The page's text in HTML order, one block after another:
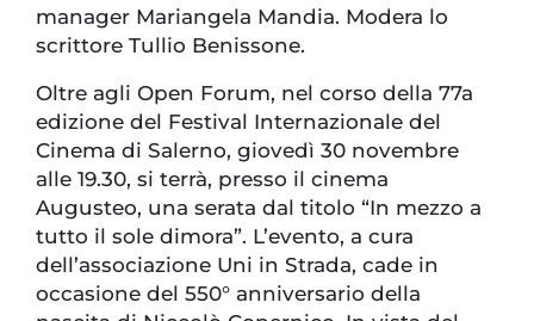
manager Mariangela Mandia. Modera lo
scrittore Tullio Benissone.
Oltre agli Open Forum, nel corso della 77a
edizione del Festival Internazionale del
Cinema di Salerno, giovedì 30 novembre
alle 19.30, si terrà, presso il cinema
Augusteo, una serata dal titolo “In mezzo a
tutto il sole dimora”. L’evento, a cura
dell’associazione Uni in Strada, cade in
occasione del 550° anniversario della